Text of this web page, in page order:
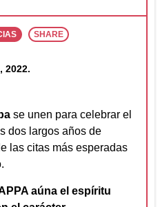
SHARE
2022.
se unen para celebrar el
dos largos años de
las citas más esperadas
aúna el espíritu